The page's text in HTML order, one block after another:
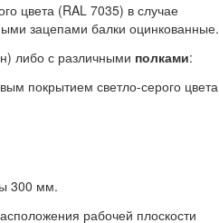
цвета (RAL 7035) в случае
зацепами балки оцинкованные.
либо с различными полками:
покрытием светло-серого цвета
300 мм.
рабочей плоскости